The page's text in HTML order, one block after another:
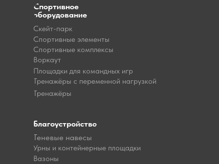
Вазоны
Урны и контейнерные площадки
Воркаут
Площадки для командных игр
Скейт-парк
Спортивные элементы
Спортивные комплексы
Тренажёры
Тренажёры с переменной нагрузкой
Благоустройство
Спортивное
оборудование
Теневые навесы